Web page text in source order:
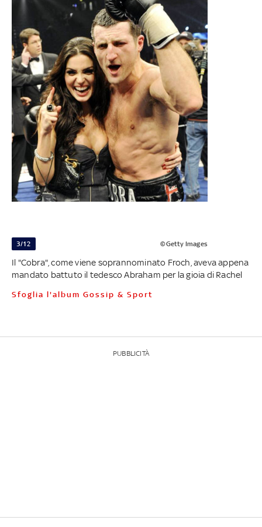
3/12 ©Getty Images
Il "Cobra", come viene soprannominato Froch, aveva appena
mandato battuto il tedesco Abraham per la gioia di Rachel
Sfoglia l'album Gossip & Sport
PUBBLICITÀ